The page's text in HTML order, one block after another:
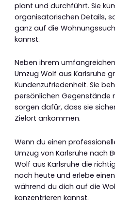
plant und durchführt. Sie
organisatorischen Details,
ganz auf die
kannst.
Neben ihrem
Umzug Wolf aus Karlsruhe
Kundenzufriedenheit. Sie
persönlichen Gegenstände
sorgen dafür, dass sie
Zielort ankommen.
Wenn du einen
Umzug von Karlsruhe nach
Wolf aus Karlsruhe die
noch heute und erlebe
während du dich auf die
konzentrieren kannst.